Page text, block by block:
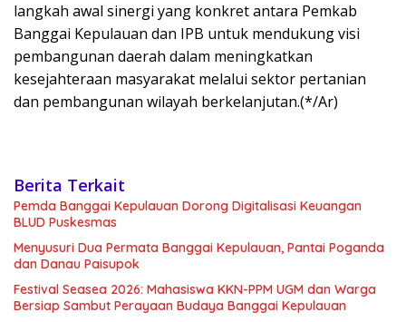
langkah awal sinergi yang konkret antara Pemkab
Banggai Kepulauan dan IPB untuk mendukung visi
pembangunan daerah dalam meningkatkan
kesejahteraan masyarakat melalui sektor pertanian
dan pembangunan wilayah berkelanjutan.(*/Ar)
Berita Terkait
Pemda Banggai Kepulauan Dorong Digitalisasi Keuangan
BLUD Puskesmas
Menyusuri Dua Permata Banggai Kepulauan, Pantai Poganda
dan Danau Paisupok
Festival Seasea 2026: Mahasiswa KKN-PPM UGM dan Warga
Bersiap Sambut Perayaan Budaya Banggai Kepulauan